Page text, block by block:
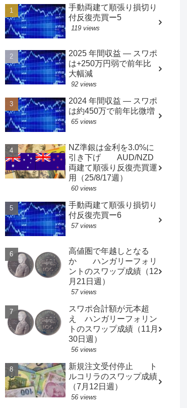
手動両建て順張り損切り
付反復売買ー5
119 views
2025 年間収益 — スワポ
は+250万円弱で前年比
大幅減
92 views
2024 年間収益 — スワポ
は約450万で前年比微増
65 views
NZ準銀は金利を3.0%に
引き下げ AUD/NZD
両建て順張り反復売買運
用（25/8/17週）
60 views
手動両建て順張り損切り
付反復売買ー6
57 views
高値圏で年越しとなる
か ハンガリーフォリ
ントのスワップ成績（12
月21日週）
57 views
スワポ合計額が元本超
え ハンガリーフォリン
トのスワップ成績（11月
30日週）
56 views
新規注文受付停止 ト
ルコリラのスワップ成績
（7月12日週）
56 views